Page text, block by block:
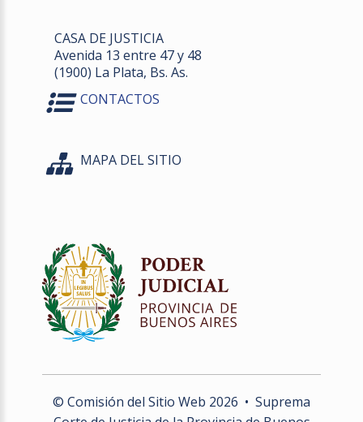
CASA DE JUSTICIA
Avenida 13 entre 47 y 48
(1900) La Plata, Bs. As.
CONTACTOS
MAPA DEL SITIO
© Comisión del Sitio Web 2026 • Suprema